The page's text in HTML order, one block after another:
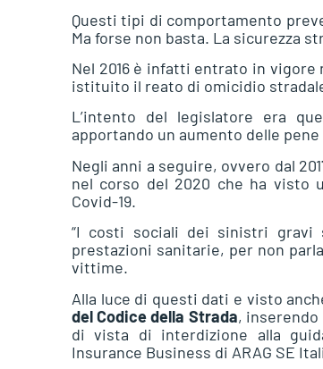
Questi tipi di comportamento
Ma forse non basta. La sicurezza
Nel 2016 è infatti entrato in vigore
istituito il reato di omicidio
L’intento del legislatore era
apportando un aumento delle
Negli anni a seguire, ovvero dal
nel corso del 2020 che ha visto
Covid-19.
“I costi sociali dei sinistri
prestazioni sanitarie, per non
vittime.
Alla luce di questi dati e visto
del Codice della Strada,
di vista di interdizione alla
Insurance Business di ARAG SE